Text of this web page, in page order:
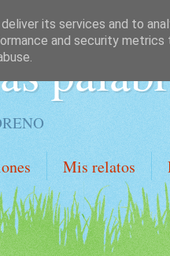
Mis relatos
its services and to
and security